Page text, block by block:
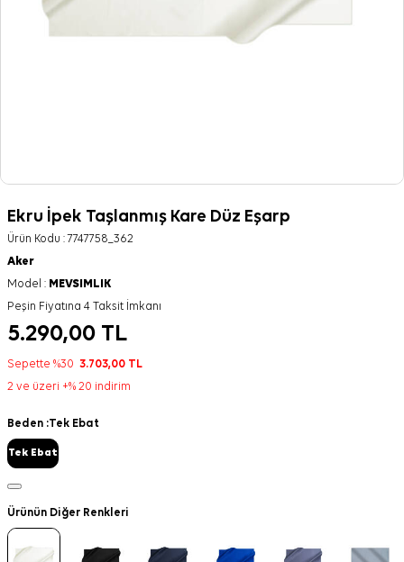
Ekru İpek Taşlanmış Kare Düz Eşarp
Ürün Kodu :7747758_362
Aker
Model : MEVSIMLIK
Peşin Fiyatına 4 Taksit İmkanı
5.290,00 TL
Sepette %30 3.703,00 TL
2 ve üzeri +% 20 indirim
Beden :Tek Ebat
Tek Ebat
Ürünün Diğer Renkleri